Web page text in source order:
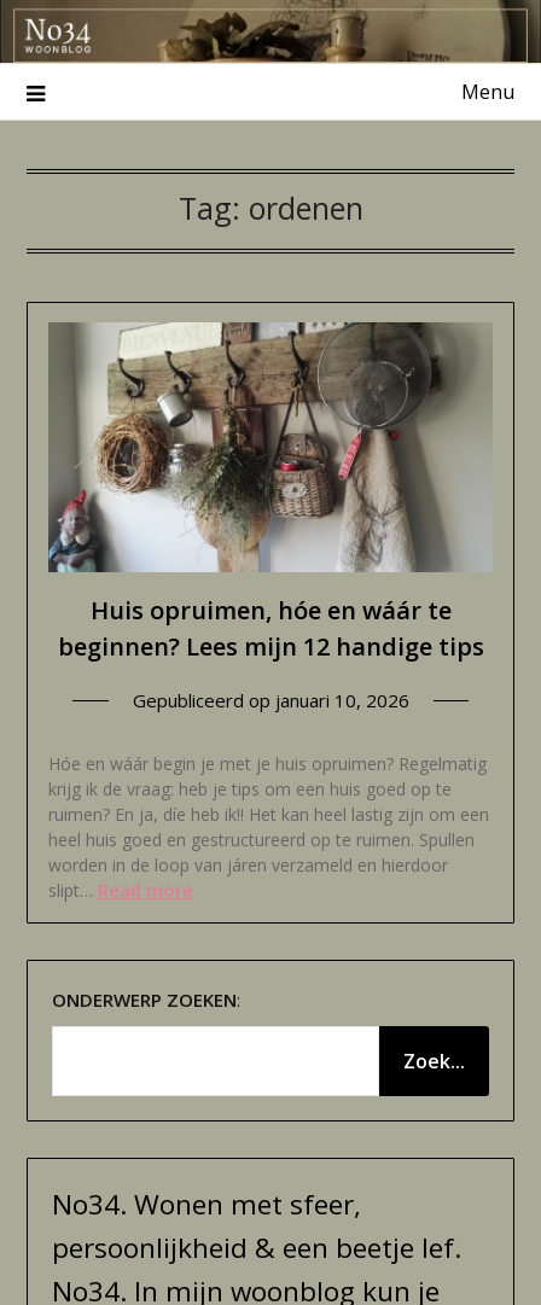
Ga
naar
inhoud
Menu
Tag: ordenen
Huis opruimen, hóe en wáár te
beginnen? Lees mijn 12 handige tips
Gepubliceerd op januari 10, 2026
Hóe en wáár begin je met je huis opruimen? Regelmatig
krijg ik de vraag: heb je tips om een huis goed op te
ruimen? En ja, díe heb ik!! Het kan heel lastig zijn om een
heel huis goed en gestructureerd op te ruimen. Spullen
worden in de loop van járen verzameld en hierdoor
slipt… Read more
ONDERWERP ZOEKEN:
Zoek...
No34. Wonen met sfeer,
persoonlijkheid & een beetje lef.
No34. In mijn woonblog kun je